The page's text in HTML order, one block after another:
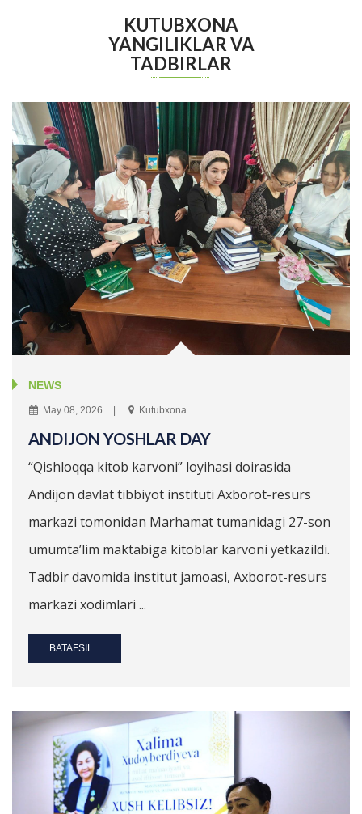
KUTUBXONA
YANGILIKLAR VA
TADBIRLAR
NEWS
May 08, 2026 Kutubxona
ANDIJON YOSHLAR DAY
“Qishloqqa kitob karvoni” loyihasi doirasida
Andijon davlat tibbiyot instituti Axborot-resurs
markazi tomonidan Marhamat tumanidagi 27-son
umumta’lim maktabiga kitoblar karvoni yetkazildi.
Tadbir davomida institut jamoasi, Axborot-resurs
markazi xodimlari ...
BATAFSIL...